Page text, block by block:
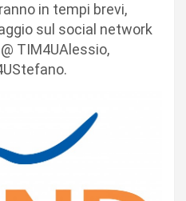
in tempi brevi,
sul social network
TIM4UAlessio,